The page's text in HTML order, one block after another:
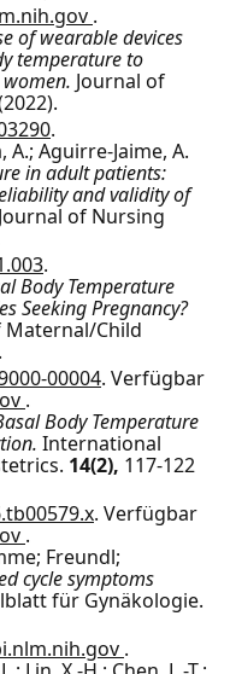
.
of wearable devices
temperature to
Journal of
.
A.; Aguirre-Jaime, A.
in adult patients:
and validity of
of Nursing
.
Body Temperature
Seeking Pregnancy?
Maternal/Child
00004. Verfügbar
.
Body Temperature
International
14(2), 117-122
. Verfügbar
.
Freundl;
cycle symptoms
für Gynäkologie.
.